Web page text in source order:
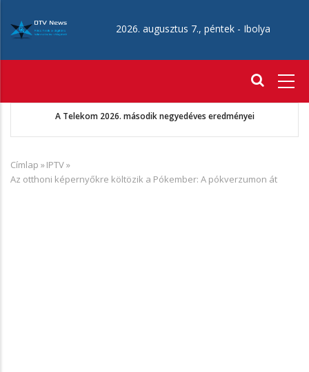
tartalomra
2026. augusztus 7., péntek - Ibolya
A Telekom 2026. második negyedéves eredményei
Morzsa
Címlap »IPTV»
Az otthoni képernyőkre költözik a Pókember: A pókverzumon át